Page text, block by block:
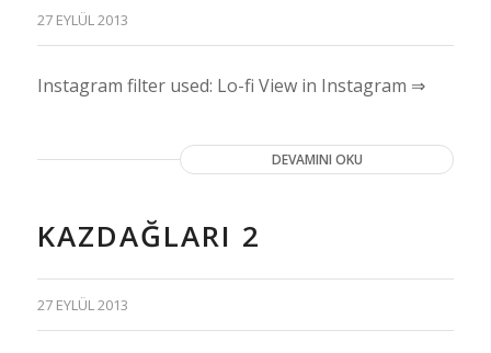
27 EYLÜL 2013
Instagram filter used: Lo-fi View in Instagram ⇒
DEVAMINI OKU
KAZDAĞLARI 2
27 EYLÜL 2013